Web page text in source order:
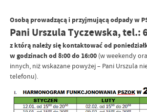
Osobą prowadzącą i przyjmującą odpady w
Pani Urszula Tyczewska, tel.:
z którą należy się kontaktować od
w godzinach od 8:00 do 16:00 (w weekendy
innych, niż wskazane powyżej – Pani Urszula
telefonu).